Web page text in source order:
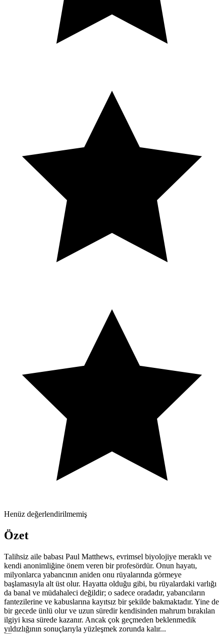
Henüz değerlendirilmemiş
Özet
Talihsiz aile babası Paul Matthews, evrimsel biyolojiye meraklı ve
kendi anonimliğine önem veren bir profesördür. Onun hayatı,
milyonlarca yabancının aniden onu rüyalarında görmeye
başlamasıyla alt üst olur. Hayatta olduğu gibi, bu rüyalardaki varlığı
da banal ve müdahaleci değildir; o sadece oradadır, yabancıların
fantezilerine ve kabuslarına kayıtsız bir şekilde bakmaktadır. Yine de
bir gecede ünlü olur ve uzun süredir kendisinden mahrum bırakılan
ilgiyi kısa sürede kazanır. Ancak çok geçmeden beklenmedik
yıldızlığının sonuçlarıyla yüzleşmek zorunda kalır...